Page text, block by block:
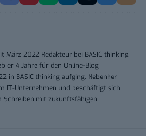
März 2022 Redakteur bei BASIC thinking.
er 4 Jahre für den Online-Blog
in BASIC thinking aufging. Nebenher
IT-Unternehmen und beschäftigt sich
Schreiben mit zukunftsfähigen